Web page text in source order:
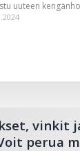
uuteen
vinkit
perua